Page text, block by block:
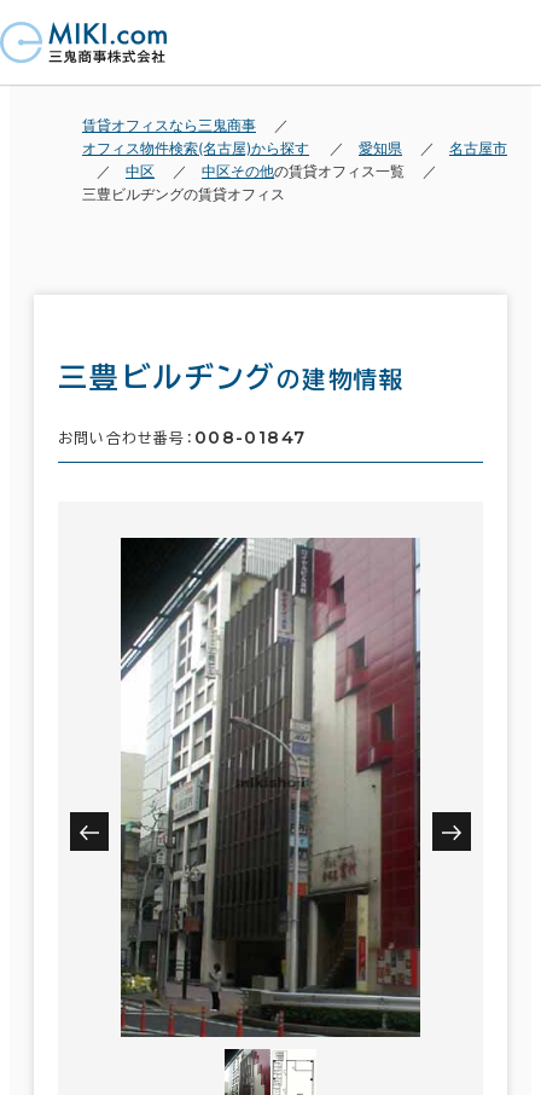
賃貸オフィスなら三鬼商事
オフィス物件検索(名古屋)から探す
愛知県
名古屋市
中区
中区その他の賃貸オフィス一覧
三豊ビルヂングの賃貸オフィス
三豊ビルヂングの建物情報
お問い合わせ番号： 008-01847